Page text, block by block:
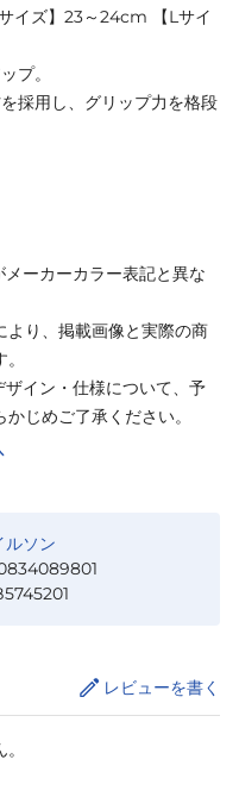
イズ】23～24cm 【Lサイ
プ。
採用し、グリップ力を格段
ーカーカラー表記と異な
り、掲載画像と実際の商
イン・仕様について、予
じめご了承ください。
ルソン
レビューを書く